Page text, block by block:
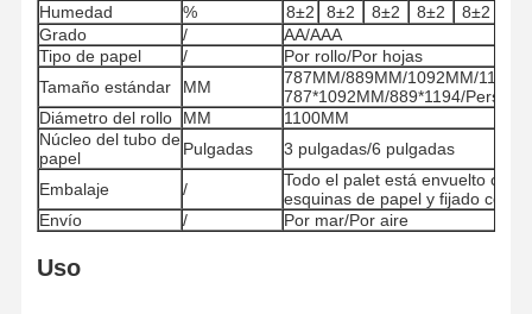
Hogar Productos Los Videos
Sobre
Nosotros
Humedad
% 8±2 8±2 8±2 8±2 8±2
Grado
/
AA/AAA
Tipo de papel
/
Por rollo/Por hojas
Tamaño estándar
MM
787MM/889MM/1092MM/
787*1092MM/889*1194/
Diámetro del rollo
MM
1100MM
Núcleo del tubo de
papel
Pulgadas 3 pulgadas/6 pulgadas
Embalaje /
Todo el palet está envuelto con
esquinas de papel y fijado con
Envío
/ Por mar/Por aire
Uso